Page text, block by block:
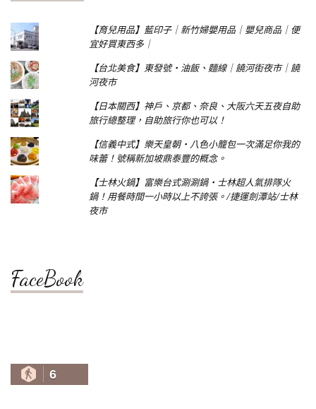
【育兒用品】藍印子｜新竹婦嬰用品｜嬰兒商品｜便
宜好買東西多｜
【台北美食】東發號‧油飯、麵線｜饒河街夜市｜饒
河夜市
【日本關西】神戶、京都、奈良、大阪六天五夜自助
旅行總整理，自助旅行你也可以！
【信義中式】樂天皇朝‧八色小籠包一次滿足你我的
味蕾！號稱新加坡鼎泰豐的概念。
【士林火鍋】富樂台式涮涮鍋‧士林超人氣排隊火
鍋！用餐時間一小時以上不誇張。/捷運劍潭站/士林
夜市
FaceBook
6